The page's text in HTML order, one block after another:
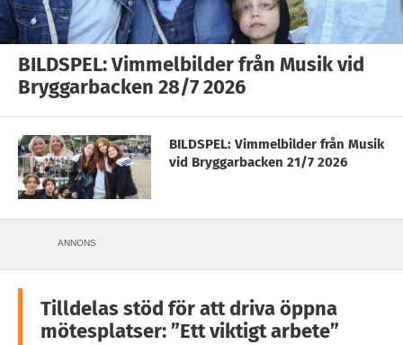
BILDSPEL: Vimmelbilder från Musik vid
Bryggarbacken 28/7 2026
BILDSPEL: Vimmelbilder från Musik
vid Bryggarbacken 21/7 2026
ANNONS
Tilldelas stöd för att driva öppna
mötesplatser: ”Ett viktigt arbete”